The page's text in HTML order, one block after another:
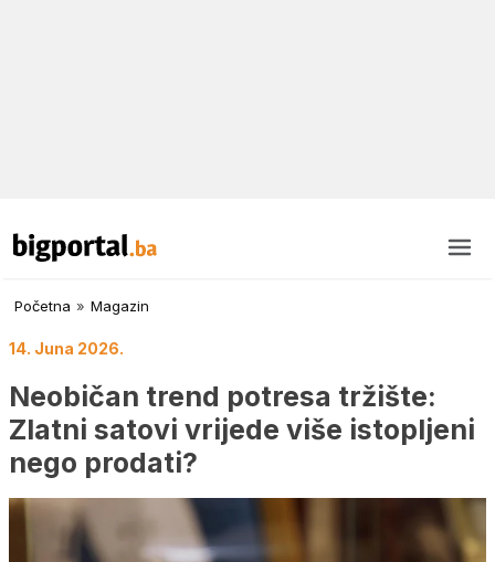
Početna » Magazin
14. Juna 2026.
Neobičan trend potresa tržište:
Zlatni satovi vrijede više istopljeni
nego prodati?